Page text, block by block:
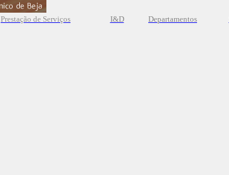
Prestação de Serviços I&D Departamentos